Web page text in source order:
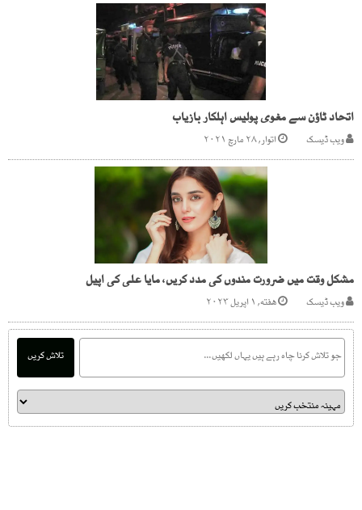
اتحاد ٹاؤن سے مغوی پولیس اہلکار بازیاب
ویب ڈیسک اتوار, ۲۸ مارچ ۲۰۲۱
مشکل وقت میں ضرورت مندوں کی مدد کریں، مایا علی کی اپیل
ویب ڈیسک هفته, ۱ اپریل ۲۰۲۳
تلاش کریں